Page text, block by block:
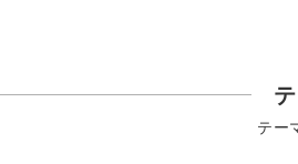
テー